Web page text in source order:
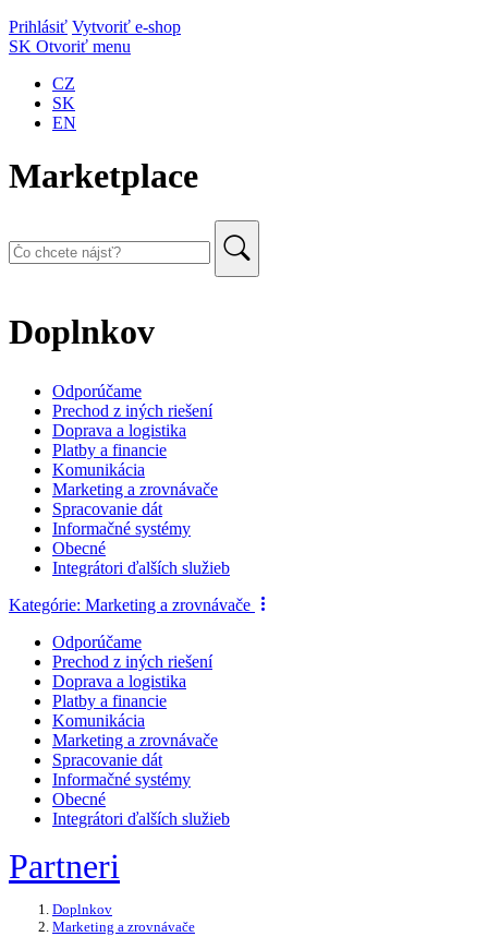
Prihlásiť Vytvoriť e-shop
SK Otvoriť menu
CZ
SK
EN
Marketplace
Doplnkov
Odporúčame
Prechod z iných riešení
Doprava a logistika
Platby a financie
Komunikácia
Marketing a zrovnávače
Spracovanie dát
Informačné systémy
Obecné
Integrátori ďalších služieb
Kategórie: Marketing a zrovnávače
Odporúčame
Prechod z iných riešení
Doprava a logistika
Platby a financie
Komunikácia
Marketing a zrovnávače
Spracovanie dát
Informačné systémy
Obecné
Integrátori ďalších služieb
Partneri
Doplnkov
Marketing a zrovnávače